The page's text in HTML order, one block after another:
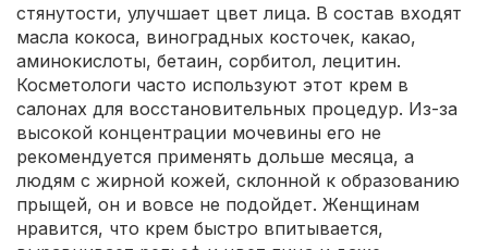
стянутости, улучшает цвет лица. В состав входят
масла кокоса, виноградных косточек, какао,
аминокислоты, бетаин, сорбитол, лецитин.
Косметологи часто используют этот крем в
салонах для восстановительных процедур. Из-за
высокой концентрации мочевины его не
рекомендуется применять дольше месяца, а
людям с жирной кожей, склонной к образованию
прыщей, он и вовсе не подойдет. Женщинам
нравится, что крем быстро впитывается,